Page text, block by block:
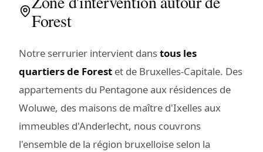
Forest
Notre serrurier intervient danstous les
quartiers de Forest et de Bruxelles-Capitale. Des
appartements du Pentagone aux résidences de
Woluwe, des maisons de maître d'Ixelles aux
immeubles d'Anderlecht, nous couvrons
l'ensemble de la région bruxelloise selon la